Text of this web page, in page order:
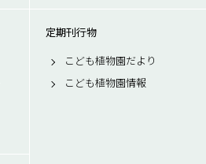
定期刊行物
こども植物園だより
こども植物園情報